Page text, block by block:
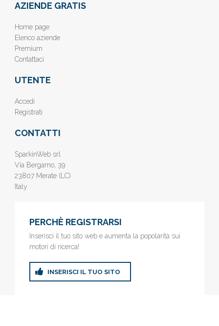
AZIENDE GRATIS
Home page
Elenco aziende
Premium
Contattaci
UTENTE
Accedi
Registrati
CONTATTI
SparkinWeb srl
Via Bergamo, 39
23807 Merate (LC)
Italy
PERCHÈ REGISTRARSI
Inserisci il tuo sito web e aumenta la popolarità sui
motori di ricerca!
INSERISCI IL TUO SITO